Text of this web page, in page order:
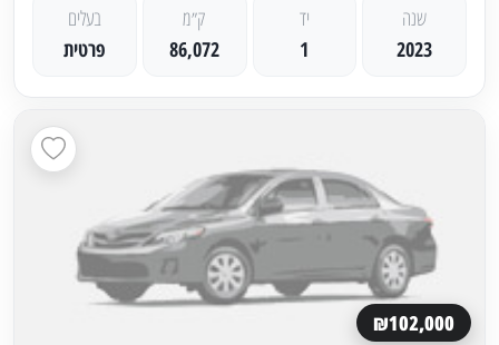
שנה
2023
יד
1
ק״מ
86,072
בעלים
פרטית
₪102,000